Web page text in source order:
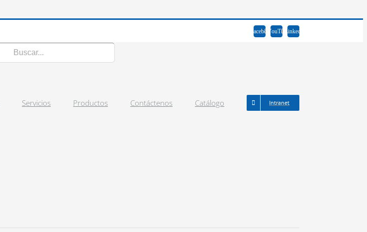
FacebookYouTubeLinkedIn
Servicios Productos Contáctenos Catálogo Intranet